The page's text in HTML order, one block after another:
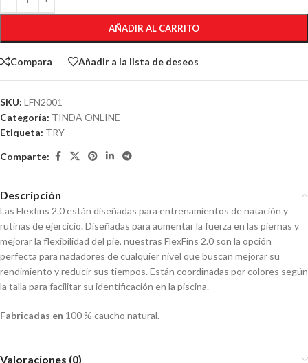
AÑADIR AL CARRITO
Compara Añadir a la lista de deseos
SKU: LFN2001
Categoría: TINDA ONLINE
Etiqueta: TRY
Comparte:
Descripción
Las Flexfins 2.0 están diseñadas para entrenamientos de natación y
rutinas de ejercicio. Diseñadas para aumentar la fuerza en las piernas y
mejorar la flexibilidad del pie, nuestras FlexFins 2.0 son la opción
perfecta para nadadores de cualquier nivel que buscan mejorar su
rendimiento y reducir sus tiempos. Están coordinadas por colores según
la talla para facilitar su identificación en la piscina.
Fabricadas en 100 % caucho natural.
Valoraciones (0)